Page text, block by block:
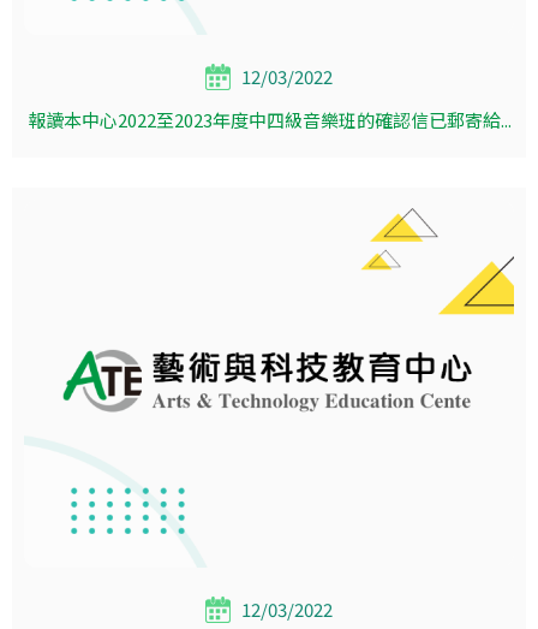
12/03/2022
報讀本中心2022至2023年度中四級音樂班的確認信已郵寄給...
12/03/2022